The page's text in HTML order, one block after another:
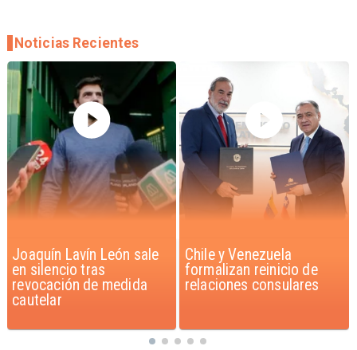
Chile y Venezuela
formalizan reinicio de
relaciones consulares
Feriantes rechazan
dichos de Camila Flores
sobre Fabiola Campillai
Noticias Recientes